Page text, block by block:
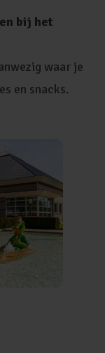
bij het
waar je
en snacks.